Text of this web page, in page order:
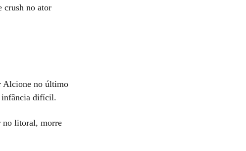
crush no ator
Alcione no último
infância difícil.
no litoral, morre